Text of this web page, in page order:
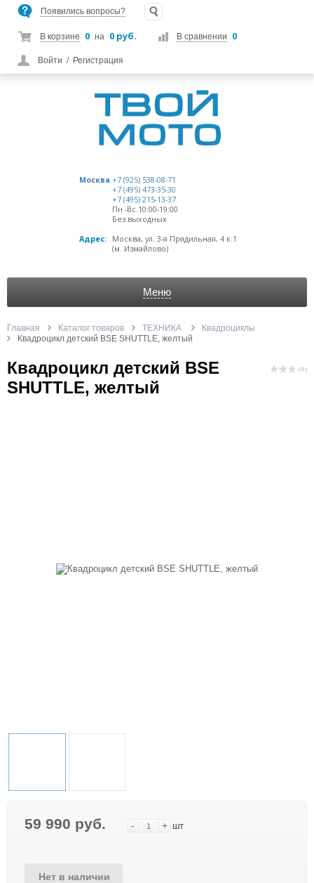
Появились вопросы?
В корзине 0 на 0 руб. В сравнении 0
Войти / Регистрация
Москва +7 (925) 538-08-71
+7 (495) 473-35-30
+7 (495) 215-13-37
Пн.-Вс.10:00-19:00
Без выходных
Адрес:
Москва, ул. 3-я Прядильная, 4 к.1
(м. Измайлово)
Меню
Главная Каталог товаров ТЕХНИКА
Квадроциклы
Квадроцикл детский BSE SHUTTLE, желтый
Квадроцикл детский BSE
SHUTTLE, желтый
( 0 )
59 990 руб. - + шт
Нет в наличии